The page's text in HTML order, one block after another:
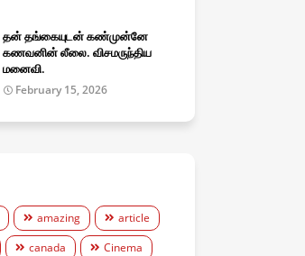
தன் தங்கையுடன் கண்முன்னே
கணவனின் லீலை. விசமருந்திய
மனைவி.
February 15, 2026
amazing
article
canada
Cinema